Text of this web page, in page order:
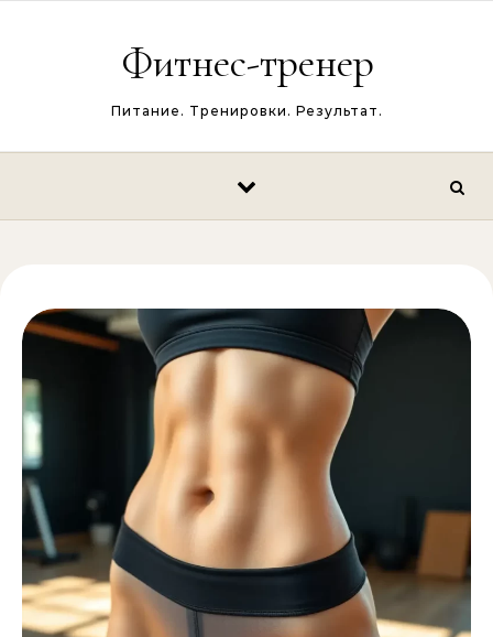
Фитнес-тренер
Питание. Тренировки. Результат.